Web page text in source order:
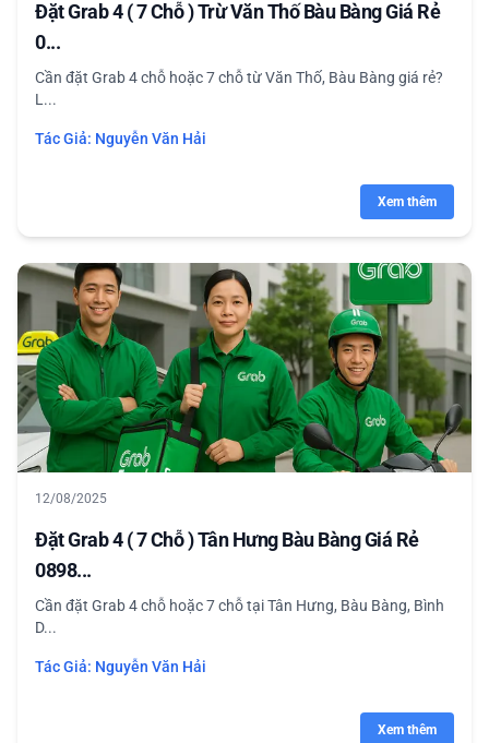
Đặt Grab 4 ( 7 Chỗ ) Trừ Văn Thố Bàu Bàng Giá Rẻ
0...
Cần đặt Grab 4 chỗ hoặc 7 chỗ từ Văn Thố, Bàu Bàng giá rẻ?
L...
Tác Giả: Nguyễn Văn Hải
Xem thêm
12/08/2025
Đặt Grab 4 ( 7 Chỗ ) Tân Hưng Bàu Bàng Giá Rẻ
0898...
Cần đặt Grab 4 chỗ hoặc 7 chỗ tại Tân Hưng, Bàu Bàng, Bình
D...
Tác Giả: Nguyễn Văn Hải
Xem thêm